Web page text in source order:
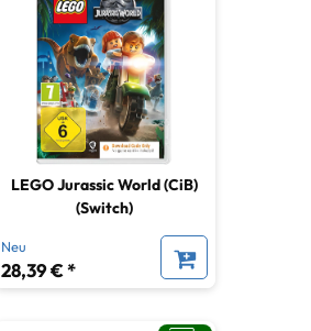
LEGO Jurassic World (CiB)
(Switch)
Neu
28,39 € *